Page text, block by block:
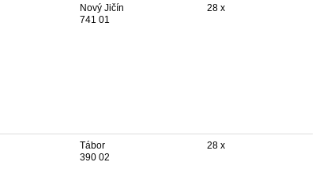
Nový Jičín
741 01
28 x
Tábor
390 02
28 x